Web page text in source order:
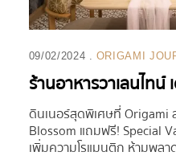
09/02/2024 ORIGAMI
ร้านอาหารวาเลนไท
ดินเนอร์สุดพิเศษที่ Origami
Blossom แถมฟรี! Special
เพิ่มความโรแมนติก ห้ามพลา